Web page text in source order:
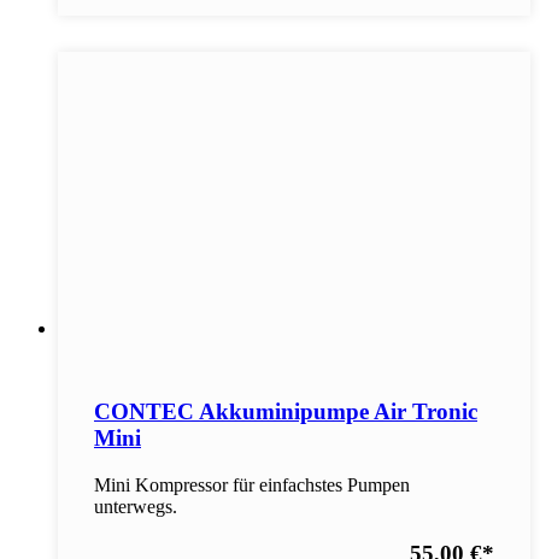
CONTEC Akkuminipumpe Air Tronic
Mini
Mini Kompressor für einfachstes Pumpen
unterwegs.
55,00 €*